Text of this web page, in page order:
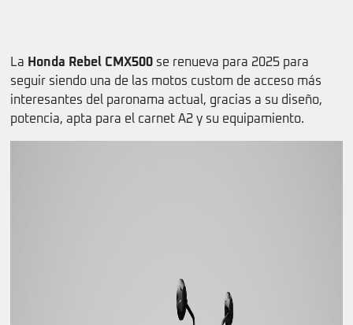
La Honda Rebel CMX500 se renueva para 2025 para
seguir siendo una de las motos custom de acceso más
interesantes del paronama actual, gracias a su diseño,
potencia, apta para el carnet A2 y su equipamiento.